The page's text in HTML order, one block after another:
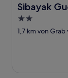
Sibayak
Sibayak
2.0-
Sterne-
1,7 km von